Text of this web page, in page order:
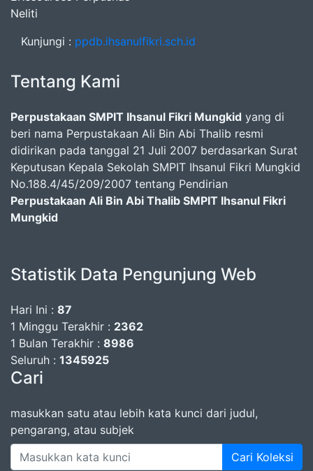
Neliti
Kunjungi : ppdb.ihsanulfikri.sch.id
Tentang Kami
Perpustakaan SMPIT Ihsanul Fikri Mungkid yang di
beri nama Perpustakaan Ali Bin Abi Thalib resmi
didirikan pada tanggal 21 Juli 2007 berdasarkan Surat
Keputusan Kepala Sekolah SMPIT Ihsanul Fikri Mungkid
No.188.4/45/209/2007 tentang Pendirian
Perpustakaan Ali Bin Abi Thalib SMPIT Ihsanul Fikri
Mungkid
Statistik Data Pengunjung Web
Hari Ini : 87
1 Minggu Terakhir : 2362
1 Bulan Terakhir : 8986
Seluruh : 1345925
Cari
masukkan satu atau lebih kata kunci dari judul,
pengarang, atau subjek
Cari Koleksi